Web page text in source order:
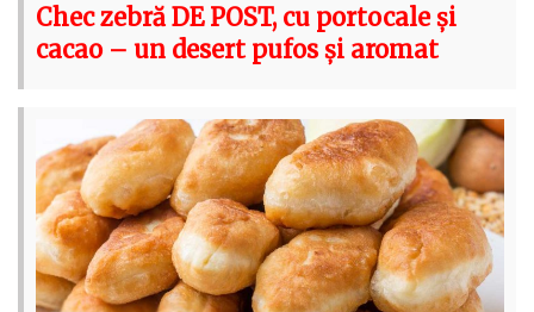
Chec zebră DE POST, cu portocale și
cacao – un desert pufos și aromat